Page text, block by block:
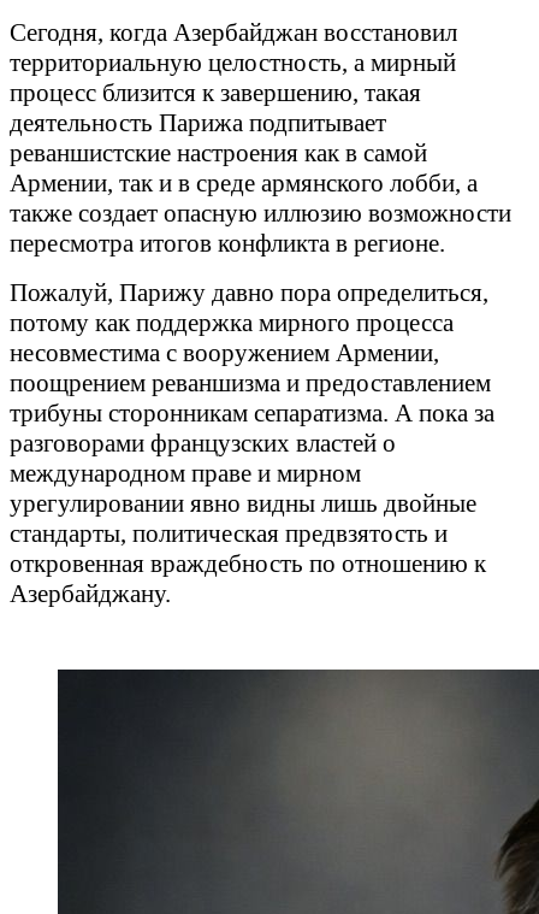
Сегодня, когда Азербайджан восстановил
территориальную целостность, а мирный
процесс близится к завершению, такая
деятельность Парижа подпитывает
реваншистские настроения как в самой
Армении, так и в среде армянского лобби, а
также создает опасную иллюзию возможности
пересмотра итогов конфликта в регионе.
Пожалуй, Парижу давно пора определиться,
потому как поддержка мирного процесса
несовместима с вооружением Армении,
поощрением реваншизма и предоставлением
трибуны сторонникам сепаратизма. А пока за
разговорами французских властей о
международном праве и мирном
урегулировании явно видны лишь двойные
стандарты, политическая предвзятость и
откровенная враждебность по отношению к
Азербайджану.